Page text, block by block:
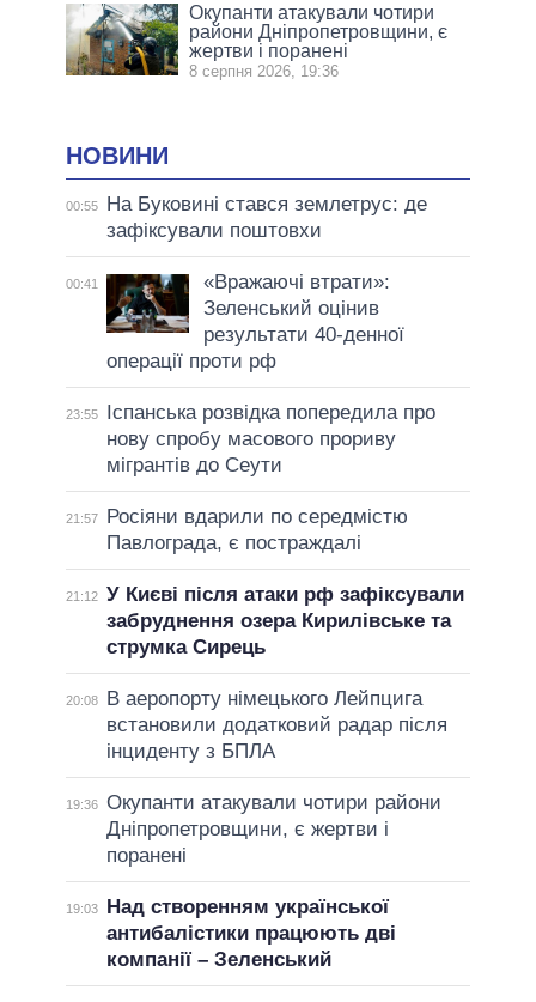
Окупанти атакували чотири
райони Дніпропетровщини, є
жертви і поранені
8 серпня 2026, 19:36
НОВИНИ
00:55
На Буковині стався землетрус: де
зафіксували поштовхи
00:41
«Вражаючі втрати»:
Зеленський оцінив
результати 40-денної
операції проти рф
23:55
Іспанська розвідка попередила про
нову спробу масового прориву
мігрантів до Сеути
21:57
Росіяни вдарили по середмістю
Павлограда, є постраждалі
21:12 У Києві після атаки рф зафіксували
забруднення озера Кирилівське та
струмка Сирець
20:08
В аеропорту німецького Лейпцига
встановили додатковий радар після
інциденту з БПЛА
19:36 Окупанти атакували чотири райони
Дніпропетровщини, є жертви і
поранені
19:03
Над створенням української
антибалістики працюють дві
компанії – Зеленський